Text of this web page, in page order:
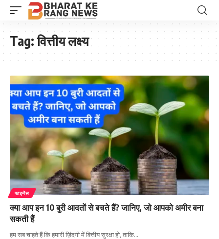
Tag:वित्तीय लक्ष्य
फाइनेंस
क्या आप इन 10 बुरी आदतों से बचते हैं? जानिए, जो आपको अमीर बना
सकती हैं
हम सब चाहते हैं कि हमारी ज़िंदगी में वित्तीय सुरक्षा हो, ताकि…